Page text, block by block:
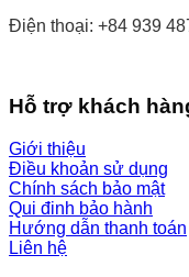
Điện thoại: +84 939
Hỗ trợ khách
Giới thiệu
Điều khoản sử dụng
Chính sách bảo mật
Qui đinh bảo hành
Hướng dẫn thanh toán
Liên hệ